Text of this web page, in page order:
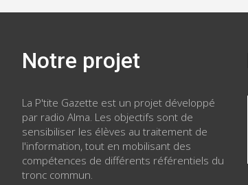
Notre projet
La P'tite Gazette est un projet développé
par radio Alma. Les objectifs sont de
sensibiliser les élèves au traitement de
l'information, tout en mobilisant des
compétences de différents référentiels du
tronc commun.